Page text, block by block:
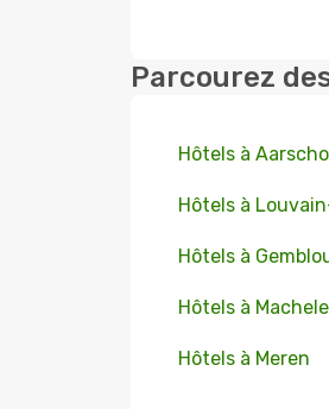
Parcourez
Hôtels à
Hôtels à
Hôtels à
Hôtels à
Hôtels à Meren